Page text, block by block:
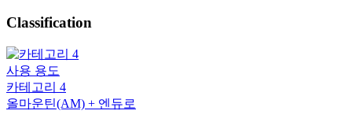
Classification
사용 용도
카테고리 4
올마운틴(AM) + 엔듀로